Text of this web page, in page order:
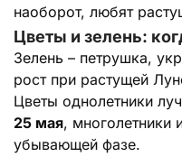
наоборот, любят
Цветы и зелень:
Зелень – петрушка,
рост при растущей
Цветы однолетники
25 мая, многолетники
убывающей фазе.